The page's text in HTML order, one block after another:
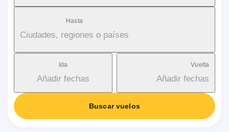
Hasta
Ciudades, regiones o países
Ida
Añadir fechas
Vuelta
Añadir fechas
Buscar vuelos